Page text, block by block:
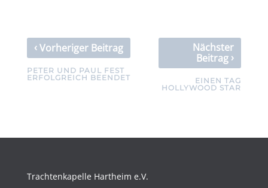
‹Vorheriger Beitrag
PETER UND PAUL FEST
ERFOLGREICH BEENDET
Nächster
Beitrag ›
EINEN TAG
HOLLYWOOD STAR
Trachtenkapelle Hartheim e.V.